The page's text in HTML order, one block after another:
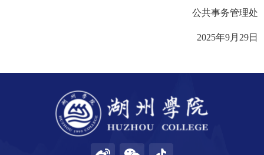
公共事务管理处
2025年9月 29日